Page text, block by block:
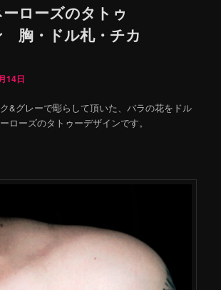
ローズのタトゥ
胸・ドル札・チカ
14日
&グレーで彫らして頂いた、バラの花をドル
ローズのタトゥーデザインです。